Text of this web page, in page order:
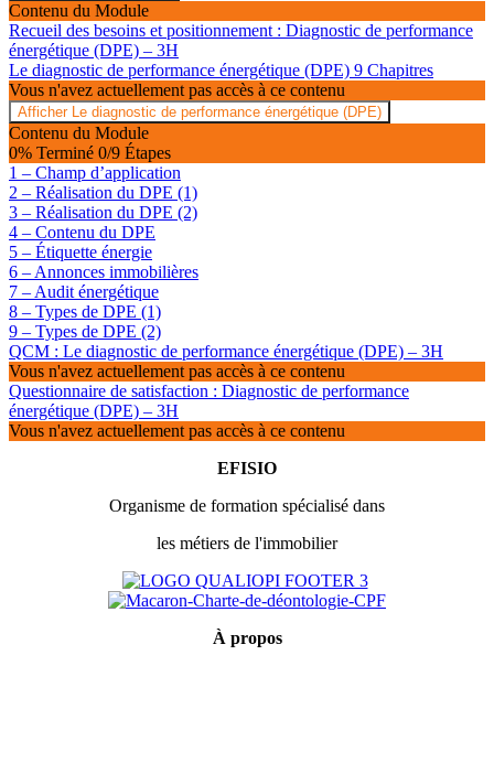
Contenu du Module
Recueil des besoins et positionnement : Diagnostic de performance
énergétique (DPE) – 3H
Le diagnostic de performance énergétique (DPE) 9 Chapitres
Vous n'avez actuellement pas accès à ce contenu
Afficher Le diagnostic de performance énergétique (DPE)
Contenu du Module
0% Terminé 0/9 Étapes
1 – Champ d’application
2 – Réalisation du DPE (1)
3 – Réalisation du DPE (2)
4 – Contenu du DPE
5 – Étiquette énergie
6 – Annonces immobilières
7 – Audit énergétique
8 – Types de DPE (1)
9 – Types de DPE (2)
QCM : Le diagnostic de performance énergétique (DPE) – 3H
Vous n'avez actuellement pas accès à ce contenu
Questionnaire de satisfaction : Diagnostic de performance
énergétique (DPE) – 3H
Vous n'avez actuellement pas accès à ce contenu
EFISIO
Organisme de formation spécialisé dans
les métiers de l'immobilier
À propos